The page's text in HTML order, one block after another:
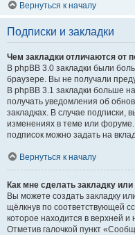
Вернуться к началу
Подписки и закладки
Чем закладки отличаются от
В phpBB 3.0 закладки были
браузере. Вы не получали
В phpBB 3.1 закладки больше
получать уведомления об
закладках. В случае подписки,
изменениях в теме или
подписок можно задать на
Вернуться к началу
Как мне сделать закладку
Вы можете создать закладку
щёлкнув по соответствующей
которое находится в верхней
Отметив галочкой пункт